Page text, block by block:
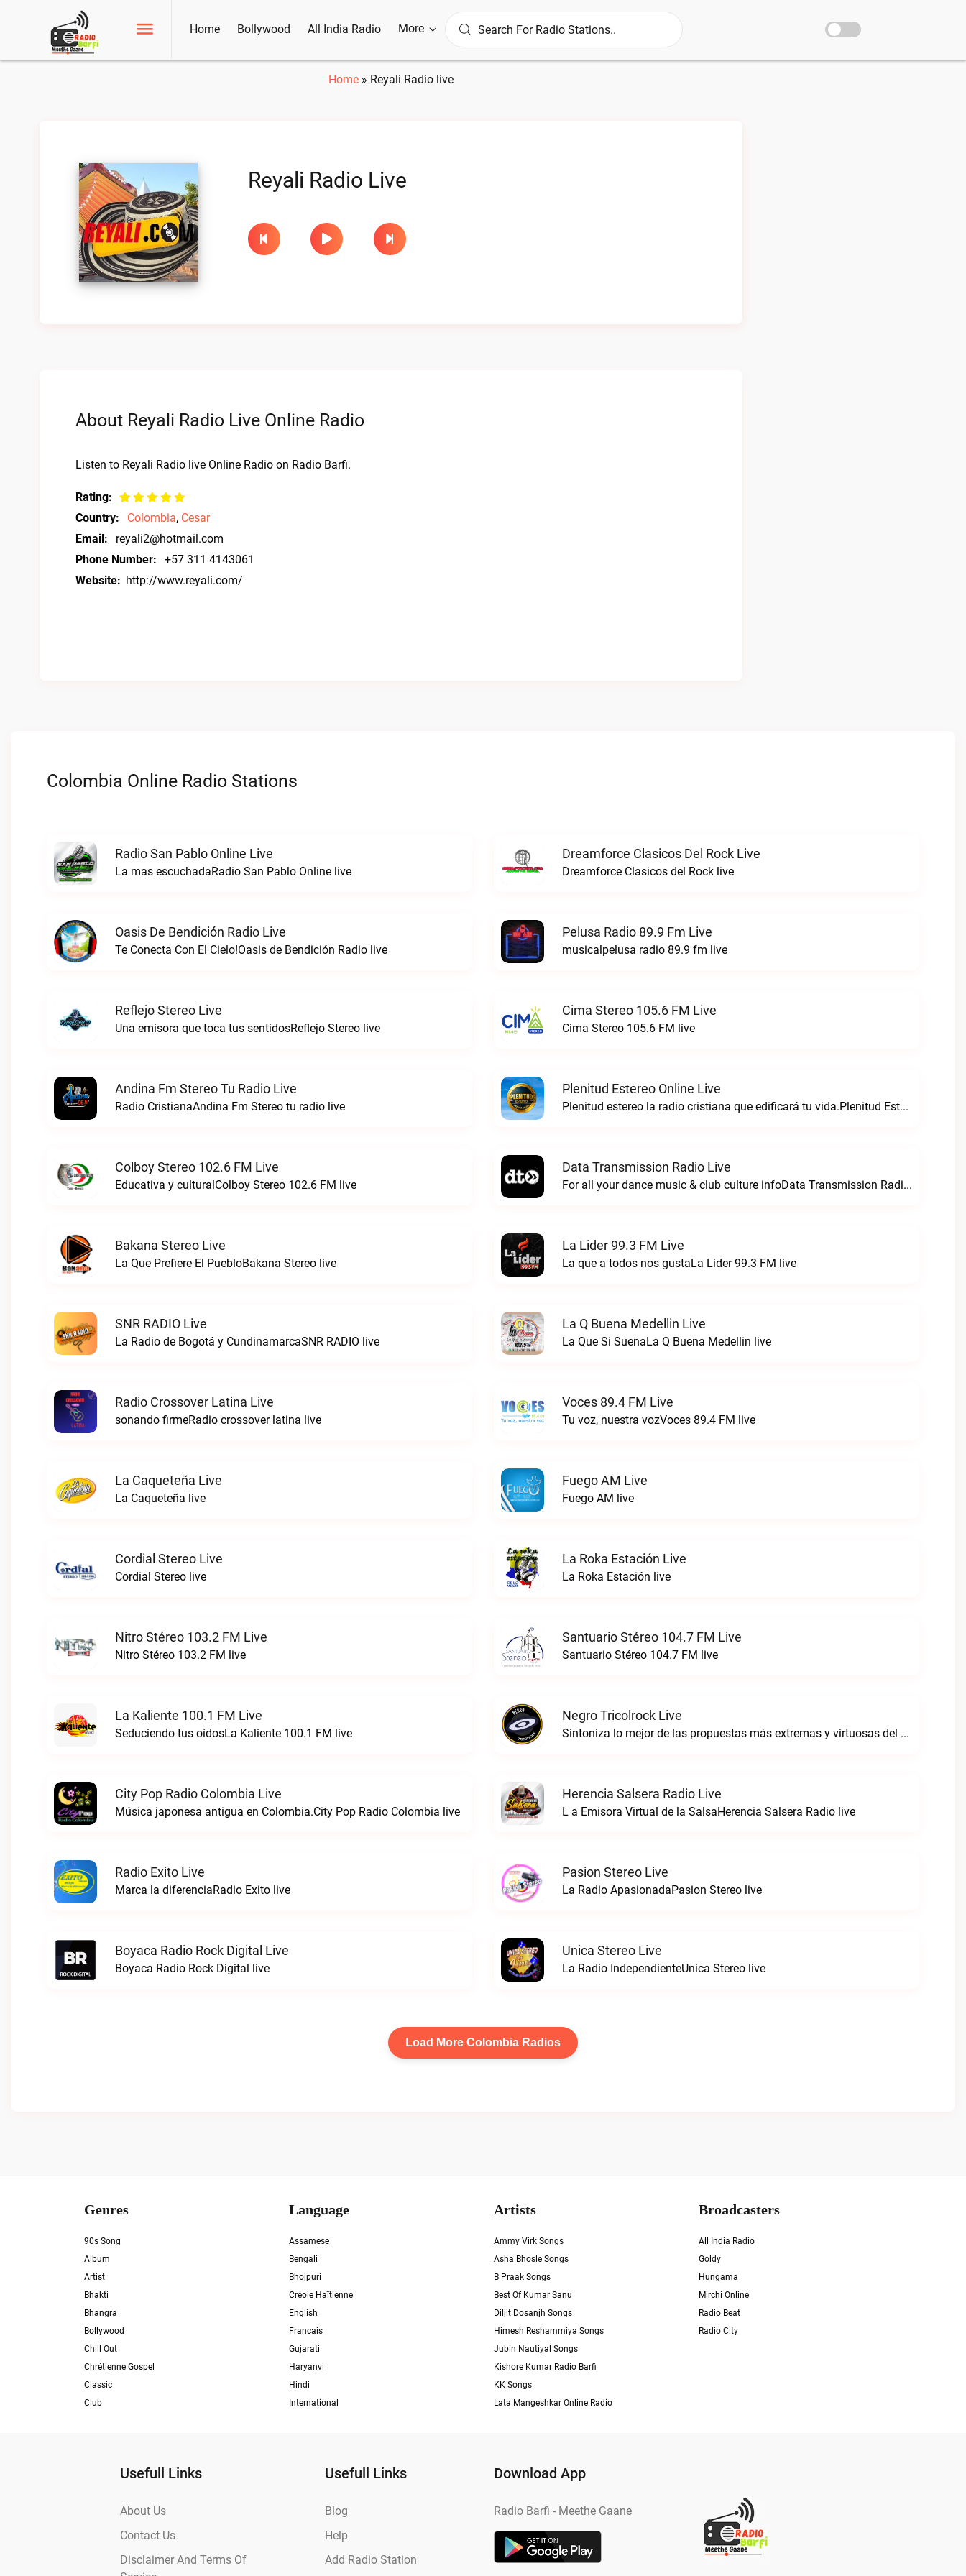
Home Bollywood All India Radio More
Home » Reyali Radio live
Reyali Radio Live
About Reyali Radio Live Online Radio
Listen to Reyali Radio live Online Radio on Radio Barfi.
Rating:
Country:
Colombia, Cesar
Email:
reyali2@hotmail.com
Phone Number:
+57 311 4143061
Website: http://www.reyali.com/
Colombia Online Radio Stations
Radio San Pablo Online Live
La mas escuchadaRadio San Pablo Online live
Dreamforce Clasicos Del Rock Live
Dreamforce Clasicos del Rock live
Oasis De Bendición Radio Live
Te Conecta Con El Cielo!Oasis de Bendición Radio live
Pelusa Radio 89.9 Fm Live
musicalpelusa radio 89.9 fm live
Reflejo Stereo Live
Una emisora que toca tus sentidosReflejo Stereo live
Cima Stereo 105.6 FM Live
Cima Stereo 105.6 FM live
Andina Fm Stereo Tu Radio Live
Radio CristianaAndina Fm Stereo tu radio live
Plenitud Estereo Online Live
Plenitud estereo la radio cristiana que edificará tu vida.Plenitud Estereo Online live
Colboy Stereo 102.6 FM Live
Educativa y culturalColboy Stereo 102.6 FM live
Data Transmission Radio Live
For all your dance music & club culture infoData Transmission Radio live
Bakana Stereo Live
La Que Prefiere El PuebloBakana Stereo live
La Lider 99.3 FM Live
La que a todos nos gustaLa Lider 99.3 FM live
SNR RADIO Live
La Radio de Bogotá y CundinamarcaSNR RADIO live
La Q Buena Medellin Live
La Que Si SuenaLa Q Buena Medellin live
Radio Crossover Latina Live
sonando firmeRadio crossover latina live
Voces 89.4 FM Live
Tu voz, nuestra vozVoces 89.4 FM live
La Caqueteña Live
La Caqueteña live
Fuego AM Live
Fuego AM live
Cordial Stereo Live
Cordial Stereo live
La Roka Estación Live
La Roka Estación live
Nitro Stéreo 103.2 FM Live
Nitro Stéreo 103.2 FM live
Santuario Stéreo 104.7 FM Live
Santuario Stéreo 104.7 FM live
La Kaliente 100.1 FM Live
Seduciendo tus oídosLa Kaliente 100.1 FM live
Negro Tricolrock Live
Sintoniza lo mejor de las propuestas más extremas y virtuosas del metal colombianoNegro Tricolrock live
City Pop Radio Colombia Live
Música japonesa antigua en Colombia.City Pop Radio Colombia live
Herencia Salsera Radio Live
L a Emisora Virtual de la SalsaHerencia Salsera Radio live
Radio Exito Live
Marca la diferenciaRadio Exito live
Pasion Stereo Live
La Radio ApasionadaPasion Stereo live
Boyaca Radio Rock Digital Live
Boyaca Radio Rock Digital live
Unica Stereo Live
La Radio IndependienteUnica Stereo live
Load More Colombia Radios
Genres
90s Song
Album
Artist
Bhakti
Bhangra
Bollywood
Chill Out
Chrétienne Gospel
Classic
Club
Language
Assamese
Bengali
Bhojpuri
Créole Haïtienne
English
Francais
Gujarati
Haryanvi
Hindi
International
Artists
Ammy Virk Songs
Asha Bhosle Songs
B Praak Songs
Best Of Kumar Sanu
Diljit Dosanjh Songs
Himesh Reshammiya Songs
Jubin Nautiyal Songs
Kishore Kumar Radio Barfi
KK Songs
Lata Mangeshkar Online Radio
Broadcasters
All India Radio
Goldy
Hungama
Mirchi Online
Radio Beat
Radio City
Usefull Links
About Us
Contact Us
Disclaimer And Terms Of
Usefull Links
Blog
Help
Add Radio Station
Download App
Radio Barfi - Meethe Gaane